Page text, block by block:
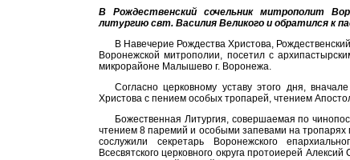
В Рождественский сочельник митрополит
литургию свт. Василия Великого и обратился к
В Навечерие Рождества Христова,
Воронежской митрополии, посетил с
микрорайоне Малышево г. Воронежа.
Согласно церковному уставу этого дня,
Христова с пением особых тропарей, чтением
Божественная Литургия, совершаемая по
чтением 8 паремий и особыми запевами на
сослужили секретарь Воронежского
Всесвятского церковного округа протоиерей